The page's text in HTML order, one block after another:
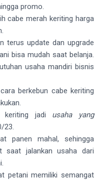
promo.
cabe merah keriting harga
terus update dan upgrade
bisa mudah saat belanja.
usaha mandiri bisnis
berkebun cabe keriting
keriting jadi usaha yang
23.
panen mahal, sehingga
saat jalankan usaha dari
petani memiliki semangat